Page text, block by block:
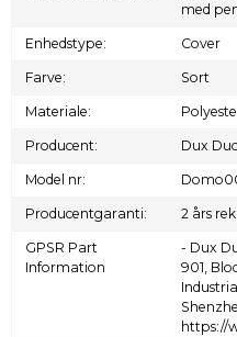
med
Enhedstype: Cover
Farve: Sort
Materiale:
Producent: Dux
Model nr:
Producentgaranti: 2 års
GPSR Part
Information
- Dux
901,
https://